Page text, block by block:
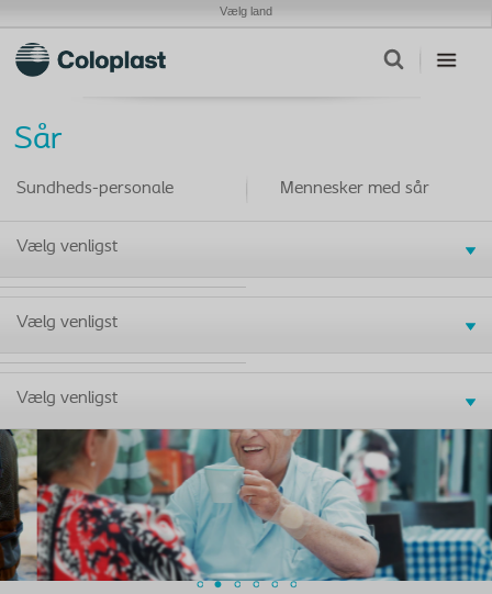
Vælg land
Sår
Sundheds-personale
Vælg venligst
Vælg venligst
Vælg venligst
Mennesker med sår